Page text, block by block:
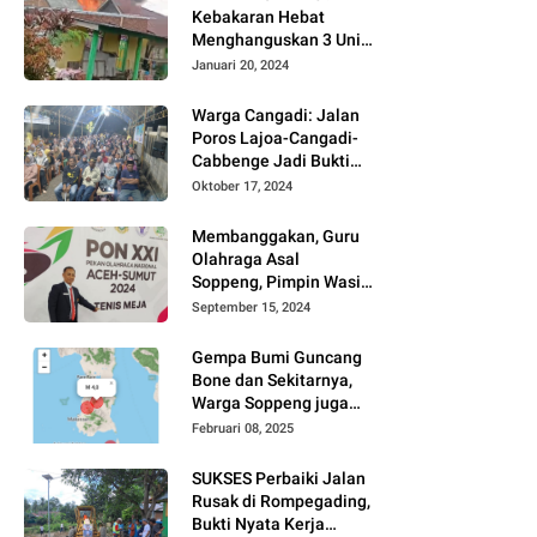
Kebakaran Hebat
Menghanguskan 3 Unit
Rumah Di Jalan
Watansoppeng
Januari 20, 2024
Warga Cangadi: Jalan
Poros Lajoa-Cangadi-
Cabbenge Jadi Bukti
Kinerja SUKSES
Oktober 17, 2024
Membanggakan, Guru
Olahraga Asal
Soppeng, Pimpin Wasit
Tenis Meja PON XXI
September 15, 2024
Gempa Bumi Guncang
Bone dan Sekitarnya,
Warga Soppeng juga
Merasakan
Februari 08, 2025
SUKSES Perbaiki Jalan
Rusak di Rompegading,
Bukti Nyata Kerja